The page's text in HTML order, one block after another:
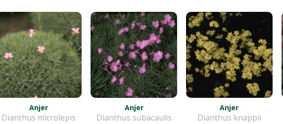
Anjer
Dianthus microlepis
Anjer
Dianthus subacaulis
Anjer
Dianthus knappii